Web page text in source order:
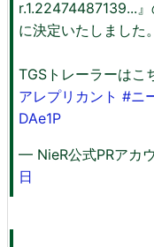
r.1.22474487139...
に決定いたしました。
TGSトレーラーはこ
アレプリカント #ニ
DAe1P
— NieR公式PRアカ
日